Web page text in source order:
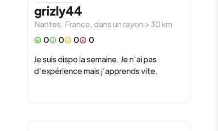
grizly44
Nantes, France, dans un rayon >30km
0
0 0
0
Je suis dispo la semaine. Je n'ai pas
d'expérience mais j’apprends vite.